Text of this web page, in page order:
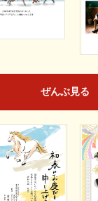
ぜんぶ見る